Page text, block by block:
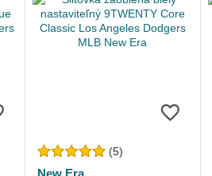
(5)
New Era